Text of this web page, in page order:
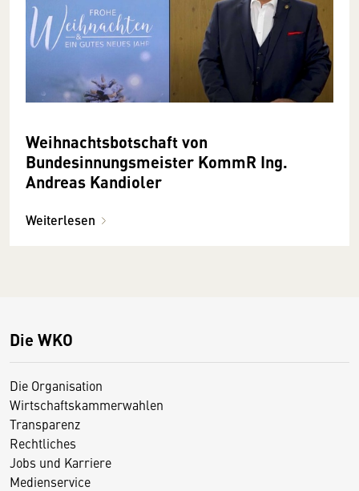
Weihnachtsbotschaft von
Bundesinnungsmeister KommR Ing.
Andreas Kandioler
Weiterlesen
Die WKO
Die Organisation
Wirtschaftskammerwahlen
Transparenz
Rechtliches
Jobs und Karriere
Medienservice